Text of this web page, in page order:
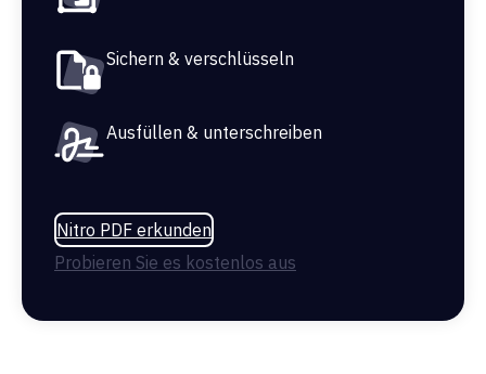
Sichern & verschlüsseln
Ausfüllen & unterschreiben
Nitro PDF erkunden
Probieren Sie es kostenlos aus